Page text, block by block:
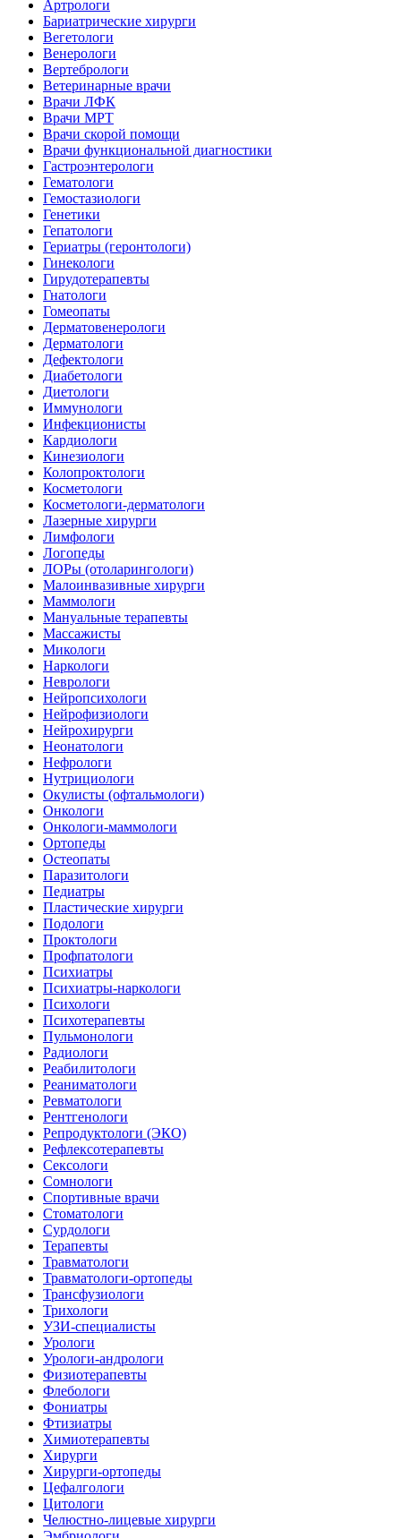
Артрологи
Бариатрические хирурги
Вегетологи
Венерологи
Вертебрологи
Ветеринарные врачи
Врачи ЛФК
Врачи МРТ
Врачи скорой помощи
Врачи функциональной диагностики
Гастроэнтерологи
Гематологи
Гемостазиологи
Генетики
Гепатологи
Гериатры (геронтологи)
Гинекологи
Гирудотерапевты
Гнатологи
Гомеопаты
Дерматовенерологи
Дерматологи
Дефектологи
Диабетологи
Диетологи
Иммунологи
Инфекционисты
Кардиологи
Кинезиологи
Колопроктологи
Косметологи
Косметологи-дерматологи
Лазерные хирурги
Лимфологи
Логопеды
ЛОРы (отоларингологи)
Малоинвазивные хирурги
Маммологи
Мануальные терапевты
Массажисты
Микологи
Наркологи
Неврологи
Нейропсихологи
Нейрофизиологи
Нейрохирурги
Неонатологи
Нефрологи
Нутрициологи
Окулисты (офтальмологи)
Онкологи
Онкологи-маммологи
Ортопеды
Остеопаты
Паразитологи
Педиатры
Пластические хирурги
Подологи
Проктологи
Профпатологи
Психиатры
Психиатры-наркологи
Психологи
Психотерапевты
Пульмонологи
Радиологи
Реабилитологи
Реаниматологи
Ревматологи
Рентгенологи
Репродуктологи (ЭКО)
Рефлексотерапевты
Сексологи
Сомнологи
Спортивные врачи
Стоматологи
Сурдологи
Терапевты
Травматологи
Травматологи-ортопеды
Трансфузиологи
Трихологи
УЗИ-специалисты
Урологи
Урологи-андрологи
Физиотерапевты
Флебологи
Фониатры
Фтизиатры
Химиотерапевты
Хирурги
Хирурги-ортопеды
Цефалгологи
Цитологи
Челюстно-лицевые хирурги